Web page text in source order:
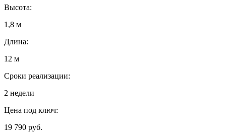
Высота:
1,8 м
Длина:
12 м
Сроки реализации:
2 недели
Цена под ключ:
19 790 руб.